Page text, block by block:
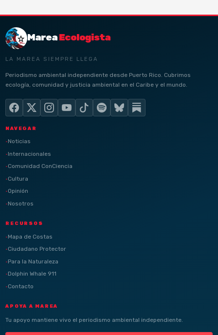
MareaEcologista
LA MAREA SIEMPRE LLEGA
Periodismo ambiental independiente desde Puerto Rico. Cubrimos
ecología, comunidad y justicia ambiental en el Caribe y el mundo.
NAVEGAR
Noticias
Internacionales
Comunidad ConCiencia
Cultura
Opinión
Nosotros
RECURSOS
Mapa de Costas
Ciudadano Protector
Para la Naturaleza
Dolphin Whale 911
Contacto
APOYA A MAREA
Tu apoyo mantiene vivo el periodismo ambiental independiente.